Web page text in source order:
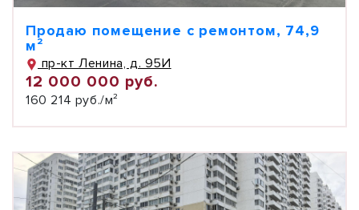
Продаю помещение с ремонтом, 74,9
м²
пр-кт Ленина, д. 95И
12 000 000 руб.
160 214 руб./м²